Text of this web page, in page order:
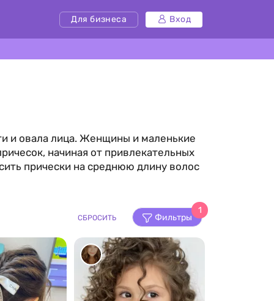
Для бизнеса Вход
и овала лица. Женщины и маленькие
начиная от привлекательных
прически на среднюю длину волос
СБРОСИТЬ Фильтры
1